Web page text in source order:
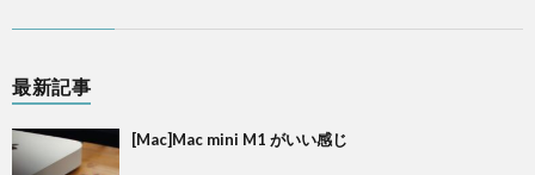
最新記事
[Mac]Mac mini M1 がいい感じ